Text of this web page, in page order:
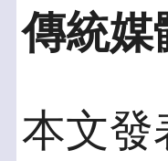
傳統媒
本文發